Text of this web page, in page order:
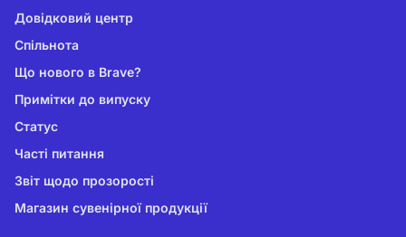
Довідковий центр
Спільнота
Що нового в Brave?
Примітки до випуску
Статус
Часті питання
Звіт щодо прозорості
Магазин сувенірної продукції